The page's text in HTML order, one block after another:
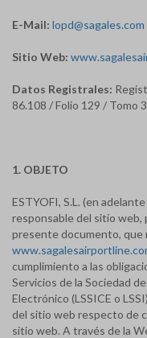
E-Mail: lopd@sagales.com
Sitio Web:
Datos Registrales:
86.108 / Folio 129 / Tomo
1. OBJETO
ESTYOFI, S.L. (en
responsable del sitio web,
presente documento, que
cumplimiento a las
Servicios de la Sociedad
Electrónico (LSSICE o
del sitio web respecto de
sitio web. A través de la